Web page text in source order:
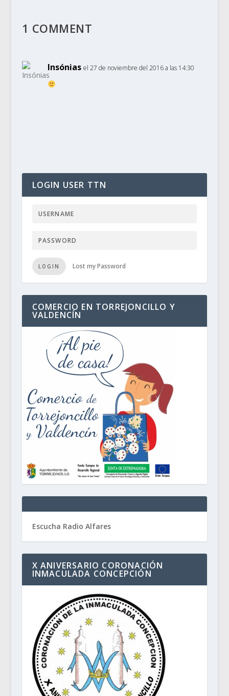
1 COMMENT
Insónias el 27 de noviembre del 2016 a las 14:30
LOGIN USER TTN
LOGIN Lost my Password
COMERCIO EN TORREJONCILLO Y
VALDENCÍN
Escucha Radio Alfares
X ANIVERSARIO CORONACIÓN
INMACULADA CONCEPCIÓN